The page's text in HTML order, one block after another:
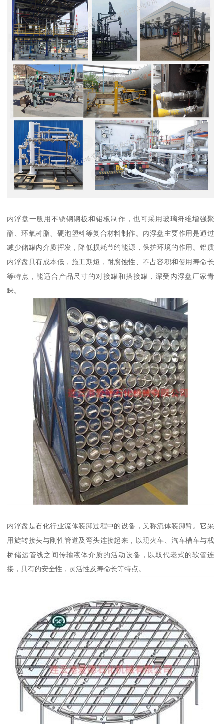
内浮盘一般用不锈钢钢板和铅板制作，也可采用玻璃纤维增强聚
酯、环氧树脂、硬泡塑料等复合材料制作。内浮盘主要作用是通过
减少储罐内介质挥发，降低损耗节约能源，保护环境的作用。铝质
内浮盘具有成本低，施工期短，耐腐蚀性、不占容积和使用寿命长
等特点，能适合产品尺寸的对接罐和搭接罐，深受内浮盘厂家青
睐。
内浮盘是石化行业流体装卸过程中的设备，又称流体装卸臂。它采
用旋转接头与刚性管道及弯头连接起来，以现火车、汽车槽车与栈
桥储运管线之间传输液体介质的活动设备，以取代老式的软管连
接，具有的安全性，灵活性及寿命长等特点。